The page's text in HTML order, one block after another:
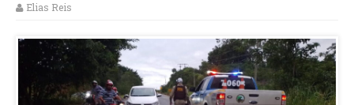
Elias Reis